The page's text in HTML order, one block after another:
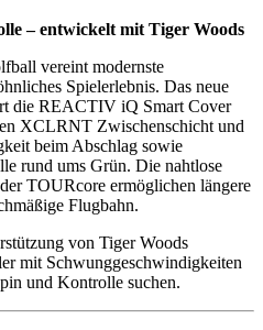
– entwickelt mit Tiger Woods
vereint modernste
Spielerlebnis. Das neue
die REACTIV iQ Smart Cover
XCLRNT Zwischenschicht und
beim Abschlag sowie
rund ums Grün. Die nahtlose
TOURcore ermöglichen längere
Flugbahn.
von Tiger Woods
mit Schwunggeschwindigkeiten
und Kontrolle suchen.